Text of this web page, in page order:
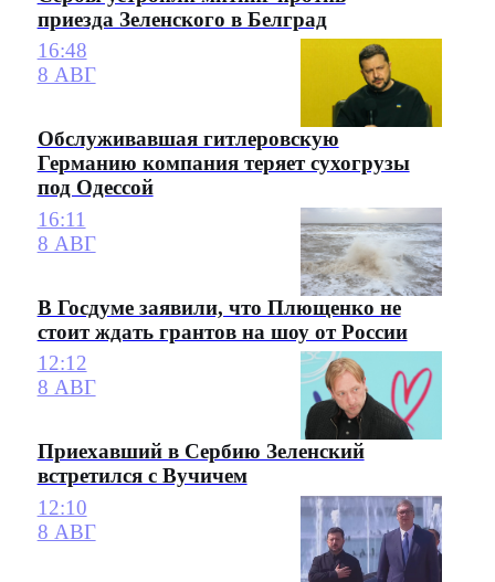
приезда Зеленского в Белград
16:48
8 АВГ
Обслуживавшая гитлеровскую
Германию компания теряет сухогрузы
под Одессой
16:11
8 АВГ
В Госдуме заявили, что Плющенко не
стоит ждать грантов на шоу от России
12:12
8 АВГ
Приехавший в Сербию Зеленский
встретился с Вучичем
12:10
8 АВГ